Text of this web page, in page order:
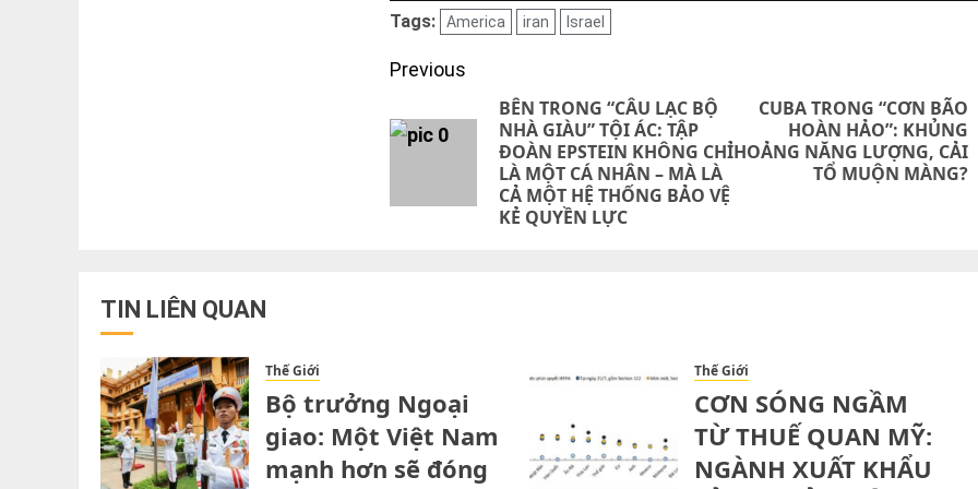
Tags: America iran Israel
Post
navigation
Previous
Previous
BÊN TRONG “CÂU LẠC BỘ
NHÀ GIÀU” TỘI ÁC: TẬP
ĐOÀN EPSTEIN KHÔNG CHỈ
LÀ MỘT CÁ NHÂN – MÀ LÀ
CẢ MỘT HỆ THỐNG BẢO VỆ
KẺ QUYỀN LỰC
CUBA TRONG “CƠN BÃO
HOÀN HẢO”: KHỦNG
HOẢNG NĂNG LƯỢNG, CẢI
TỔ MUỘN MÀNG?
TIN LIÊN QUAN
Thế Giới
Bộ trưởng Ngoại
giao: Một Việt Nam
mạnh hơn sẽ đóng
Thế Giới
CƠN SÓNG NGẦM
TỪ THUẾ QUAN MỸ:
NGÀNH XUẤT KHẨU